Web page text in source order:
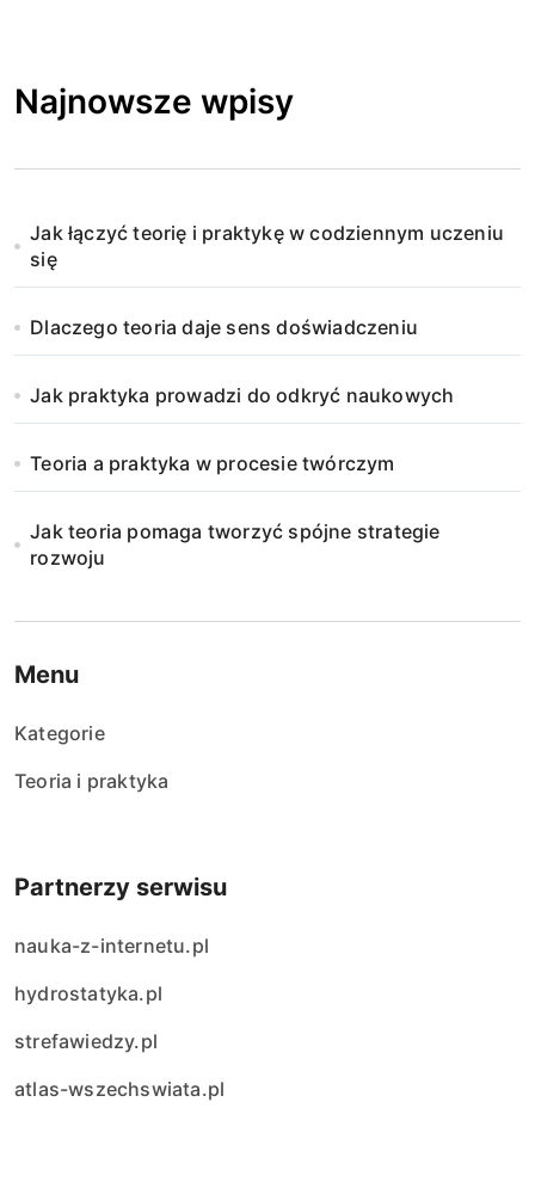
Najnowsze wpisy
Jak łączyć teorię i praktykę w codziennym uczeniu
się
Dlaczego teoria daje sens doświadczeniu
Jak praktyka prowadzi do odkryć naukowych
Teoria a praktyka w procesie twórczym
Jak teoria pomaga tworzyć spójne strategie
rozwoju
Menu
Kategorie
Teoria i praktyka
Partnerzy serwisu
nauka-z-internetu.pl
hydrostatyka.pl
strefawiedzy.pl
atlas-wszechswiata.pl